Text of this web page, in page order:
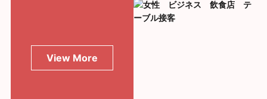
View More